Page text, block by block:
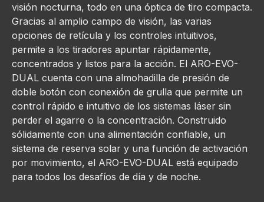
visión nocturna, todo en una óptica de tiro compacta.
Gracias al amplio campo de visión, las varias
opciones de retícula y los controles intuitivos,
permite a los tiradores apuntar rápidamente,
concentrados y listos para la acción. El ARO-EVO-
DUAL cuenta con una almohadilla de presión de
doble botón con conexión de grulla que permite un
control rápido e intuitivo de los sistemas láser sin
perder el agarre o la concentración. Construido
sólidamente con una alimentación confiable, un
sistema de reserva solar y una función de activación
por movimiento, el ARO-EVO-DUAL está equipado
para todos los desafíos de día y de noche.